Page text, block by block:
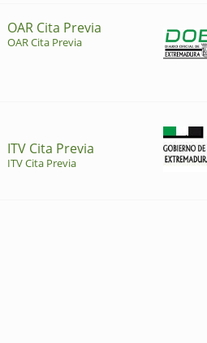
OAR Cita Previa
OAR Cita Previa
ITV Cita Previa
ITV Cita Previa